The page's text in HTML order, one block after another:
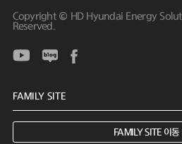
Copyright © HD Hyundai Energy
Reserved.
FAMILY SITE 이동